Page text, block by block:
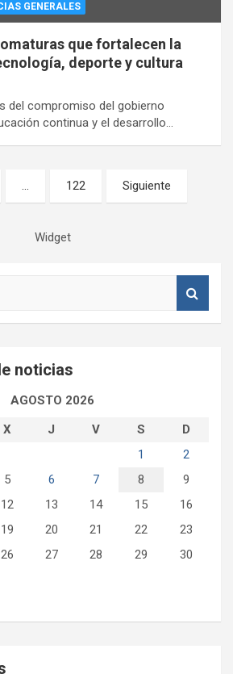
GENERALES
que fortalecen la
deporte y cultura
del compromiso del gobierno
continua y el desarrollo…
… 122 Siguiente
Widget
noticias
AGOSTO 2026
X J V S
D
1
2
5 6 7 8
9
12 13 14 15
16
19 20 21 22
23
26 27 28 29
30